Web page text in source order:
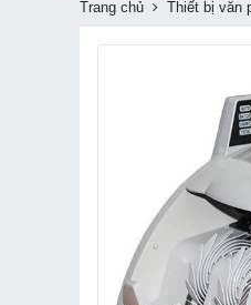
Trang chủ Thiết bị văn